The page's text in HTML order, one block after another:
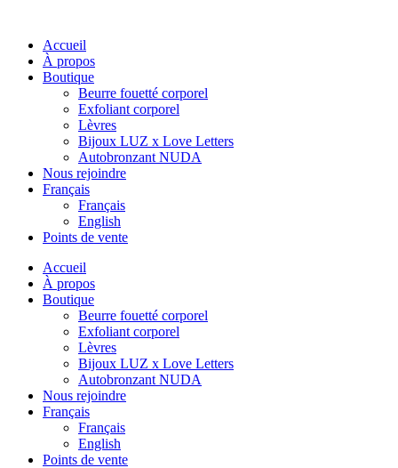
Accueil
À propos
Boutique
Beurre fouetté corporel
Exfoliant corporel
Lèvres
Bijoux LUZ x Love Letters
Autobronzant NUDA
Nous rejoindre
Français
Français
English
Points de vente
Accueil
À propos
Boutique
Beurre fouetté corporel
Exfoliant corporel
Lèvres
Bijoux LUZ x Love Letters
Autobronzant NUDA
Nous rejoindre
Français
Français
English
Points de vente